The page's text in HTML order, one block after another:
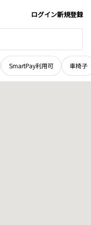
ログイン新規登録
SmartPay利用可 車椅子